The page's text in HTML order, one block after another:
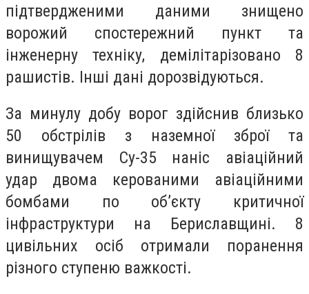
підтвердженими даними знищено
ворожий спостережний пункт та
інженерну техніку, демілітарізовано 8
рашистів. Інші дані дорозвідуються.
За минулу добу ворог здійснив близько
50 обстрілів з наземної зброї та
винищувачем Су-35 наніс авіаційний
удар двома керованими авіаційними
бомбами по об’єкту критичної
інфраструктури на Бериславщині. 8
цивільних осіб отримали поранення
різного ступеню важкості.